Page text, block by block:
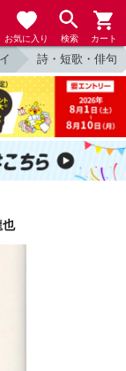
お気に入り 検索 カート
詩・短歌・俳句
也